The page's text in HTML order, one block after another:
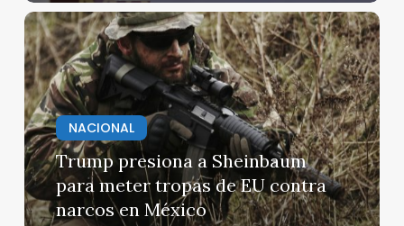
Trump
presiona
a
Sheinbaum
para
meter
tropas
de
EU
contra
NACIONAL
Trump presiona a Sheinbaum
para meter tropas de EU contra
narcos en México